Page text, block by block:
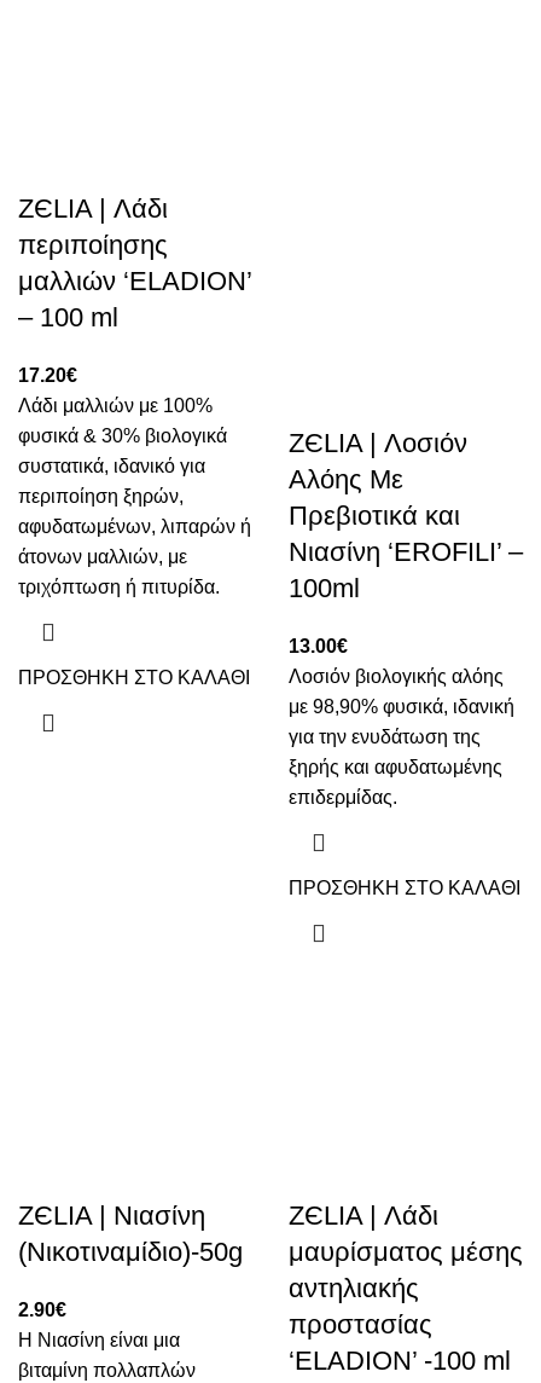
ZЄLIA | Λάδι
περιποίησης
μαλλιών ‘ELADION’
– 100 ml
17.20€
Λάδι μαλλιών με 100%
φυσικά & 30% βιολογικά
συστατικά, ιδανικό για
περιποίηση ξηρών,
αφυδατωμένων, λιπαρών ή
άτονων μαλλιών, με
τριχόπτωση ή πιτυρίδα.
ΠΡΟΣΘΗΚΗ ΣΤΟ ΚΑΛΑΘΙ
ZЄLIA | Λοσιόν
Αλόης Με
Πρεβιοτικά και
Νιασίνη ‘EROFILI’ –
100ml
13.00€
Λοσιόν βιολογικής αλόης
με 98,90% φυσικά, ιδανική
για την ενυδάτωση της
ξηρής και αφυδατωμένης
επιδερμίδας.
ΠΡΟΣΘΗΚΗ ΣΤΟ ΚΑΛΑΘΙ
ZЄLIA | Νιασίνη
(Νικοτιναμίδιο)-50g
2.90€
Η Νιασίνη είναι μια
βιταμίνη πολλαπλών
ZЄLIA | Λάδι
μαυρίσματος μέσης
αντηλιακής
προστασίας
‘ELADION’ -100 ml